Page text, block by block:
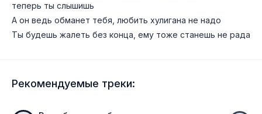
теперь ты слышишь
А он ведь обманет тебя, любить хулигана не надо
Ты будешь жалеть без конца, ему тоже станешь не рада
Рекомендуемые треки: